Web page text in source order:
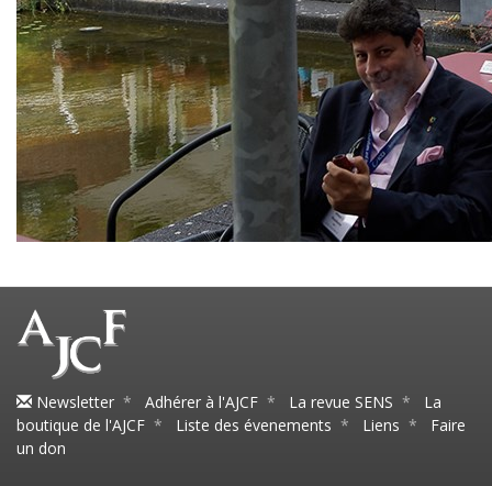
Newsletter * Adhérer à l'AJCF * La revue SENS * La
boutique de l'AJCF * Liste des évenements * Liens * Faire
un don